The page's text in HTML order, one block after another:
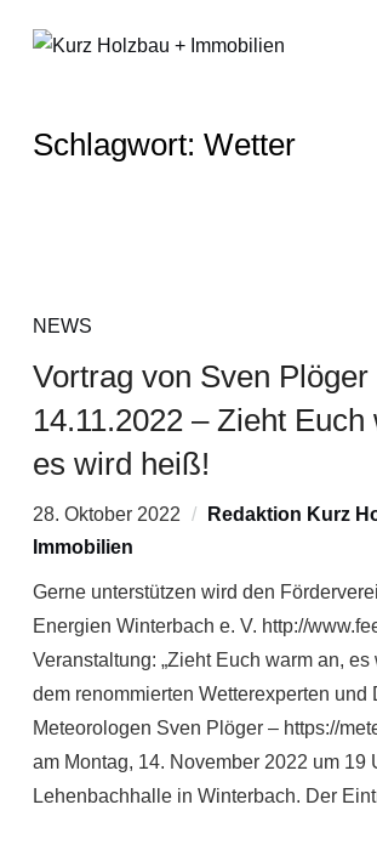
Schlagwort: Wetter
NEWS
Vortrag von Sven Plöger
14.11.2022 – Zieht Euch
es wird heiß!
28. Oktober 2022
Redaktion Kurz
Immobilien
Gerne unterstützen wird den
Energien Winterbach e. V. http://
Veranstaltung: „Zieht Euch warm an, es
dem renommierten Wetterexperten und
Meteorologen Sven Plöger – https://
am Montag, 14. November 2022 um 19
Lehenbachhalle in Winterbach. Der